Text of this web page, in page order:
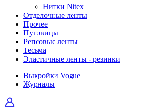
Нитки Nitex
Отделочные ленты
Прочее
Пуговицы
Репсовые ленты
Тесьма
Эластичные ленты - резинки
Выкройки Vogue
Журналы